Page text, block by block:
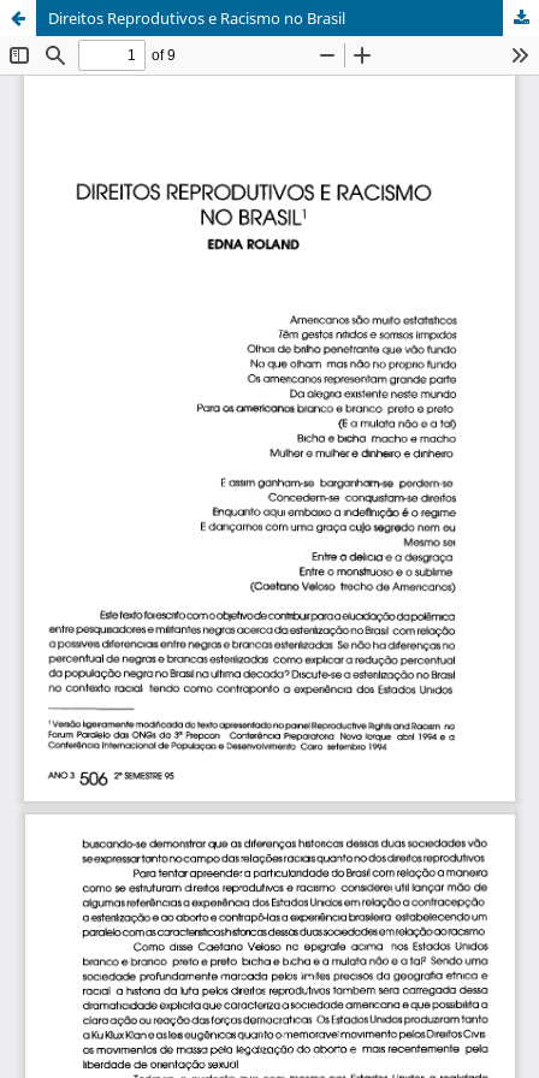
Direitos Reprodutivos e Racismo no Brasil